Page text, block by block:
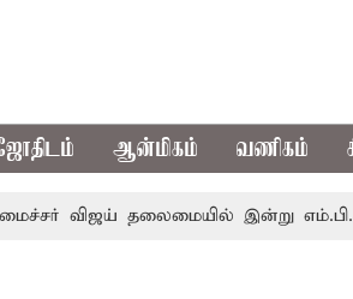
ஆன்மிகம் வணிகம்
விஜய் தலைமையில் இன்று எம்.பி.க்கள்